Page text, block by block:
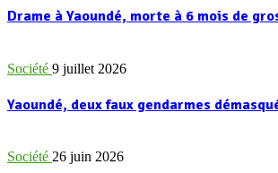
Drame à Yaoundé, morte à 6 mois de
Société 9 juillet 2026
Yaoundé, deux faux gendarmes
Société 26 juin 2026